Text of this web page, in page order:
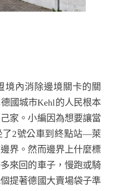
境內消除邊境關卡的關
國城市Kehl的人民根本
家。小編因為想要讓當
了2號公車到終點站—萊
界。然而邊界上什麼標
來回的車子，慢跑或騎
提著德國大賣場袋子準